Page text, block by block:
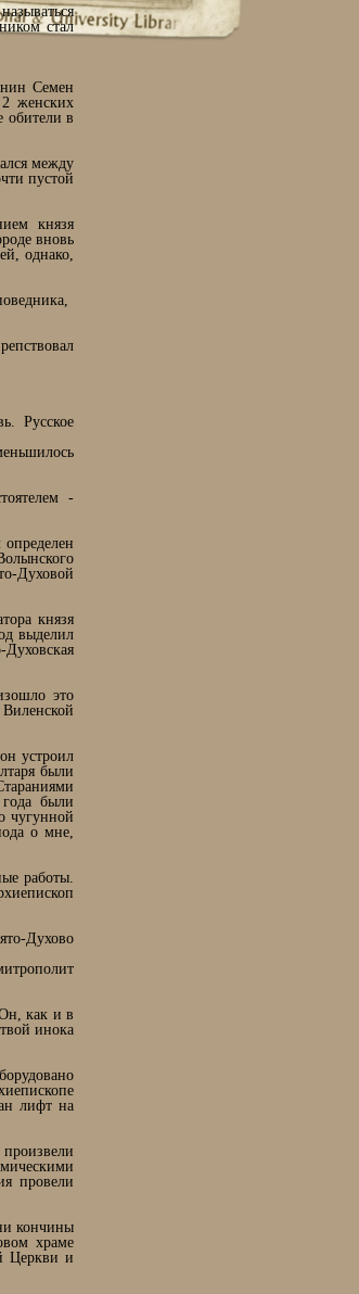
стал
Семен
женских
обители в
между
пустой
князя
вновь
однако,
Русское
-
Духовой
князя
выделил
Духовская
это
устроил
были
были
чугунной
о мне,
работы.
Духово
как и в
инока
лифт на
провели
кончины
храме
Церкви и